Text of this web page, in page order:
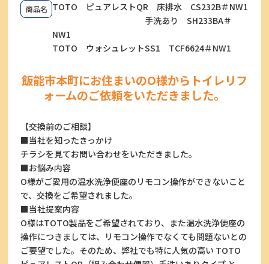
商品名 TOTO ピュアレストQR 床排水 CS232B＃NW1
手洗あり SH233BA＃
NW1
TOTO ウォシュレットSS1 TCF6624＃NW1
飯能市本町にお住まいのO様からトイレリフ
ォームのご依頼をいただきました。
【交換前のご相談】
■当社を知ったきっかけ
チラシを見てお問い合わせをいただきました。
■お悩み内容
O様がご愛用の温水洗浄便座のリモコン操作ができないこと
で、交換をご希望されました。
■当社提案内容
O様はTOTO製品をご希望されており、また温水洗浄便座の
操作につきましては、リモコン操作でなくても問題ないとの
ご要望でした。そのため、弊社でも特に人気の高い TOTO